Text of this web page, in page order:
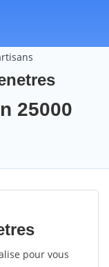
25000
pour vous